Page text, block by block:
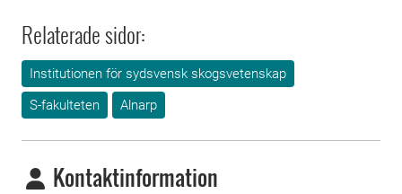
Relaterade sidor:
Institutionen för sydsvensk skogsvetenskap
S-fakulteten
Alnarp
Kontaktinformation